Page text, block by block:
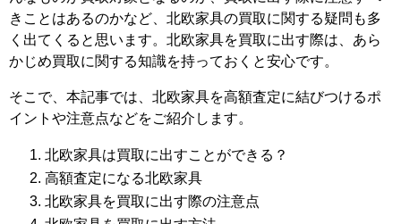
きことはあるのかなど、北欧家具の買取に関する疑問も多
く出てくると思います。北欧家具を買取に出す際は、あら
かじめ買取に関する知識を持っておくと安心です。
そこで、本記事では、北欧家具を高額査定に結びつけるポ
イントや注意点などをご紹介します。
北欧家具は買取に出すことができる？
高額査定になる北欧家具
北欧家具を買取に出す際の注意点